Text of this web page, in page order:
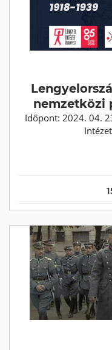
nemzetközi
Időpont: 2024. 04.